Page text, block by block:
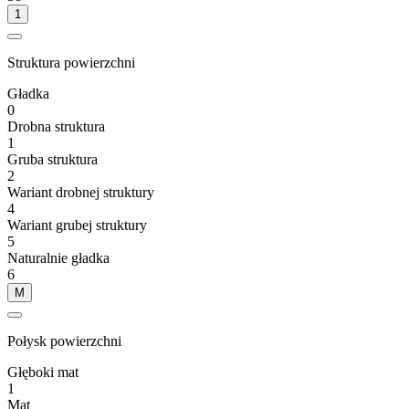
1
Struktura powierzchni
Gładka
0
Drobna struktura
1
Gruba struktura
2
Wariant drobnej struktury
4
Wariant grubej struktury
5
Naturalnie gładka
6
M
Połysk powierzchni
Głęboki mat
1
Mat